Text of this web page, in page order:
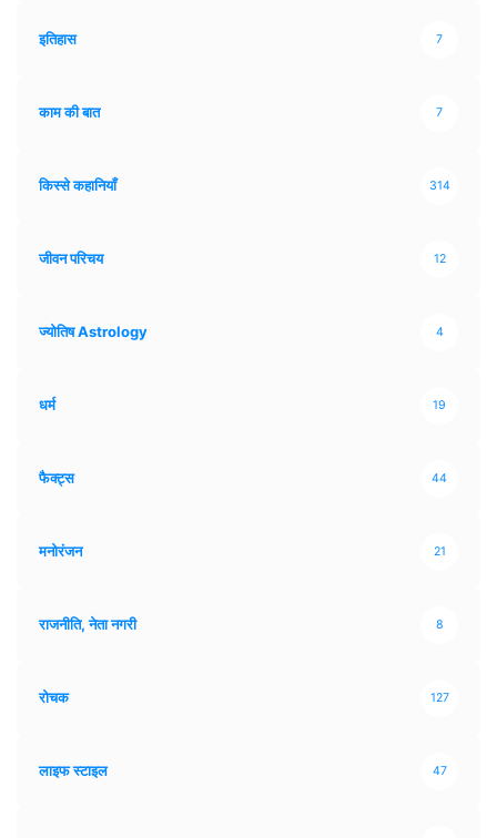
इतिहास 7
काम की बात 7
किस्से कहानियाँ 314
जीवन परिचय 12
ज्योतिष Astrology 4
धर्म 19
फैक्ट्स 44
मनोरंजन 21
राजनीति, नेता नगरी 8
रोचक 127
लाइफ स्टाइल 47